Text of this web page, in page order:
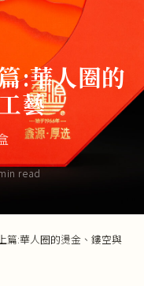
:華人圈的
藝
read
篇:華人圈的燙金、鏤空與